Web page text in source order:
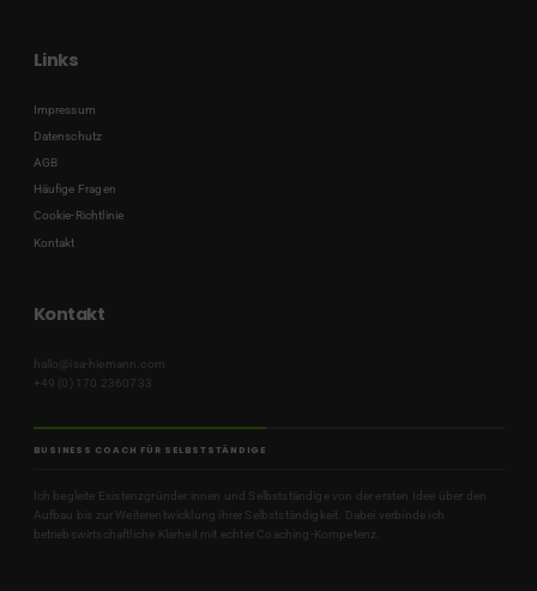
Links
Impressum
Datenschutz
AGB
Häufige Fragen
Cookie-Richtlinie
Kontakt
Kontakt
hallo@isa-hiemann.com
+49 (0) 170 2360733
BUSINESS COACH FÜR SELBSTSTÄNDIGE
Ich begleite Existenzgründer:innen und Selbstständige von der ersten Idee über den
Aufbau bis zur Weiterentwicklung ihrer Selbstständigkeit. Dabei verbinde ich
betriebswirtschaftliche Klarheit mit echter Coaching-Kompetenz.